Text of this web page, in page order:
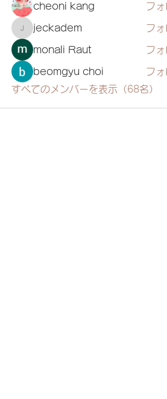
cheoni kang フォ
jeckadem
jeckadem フォ
monali Raut フォ
beomgyu choi
フォ
すべてのメンバーを表示（68名）